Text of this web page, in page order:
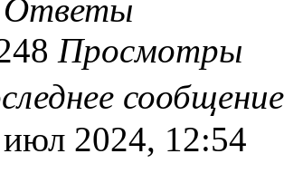
Ответы
Просмотры
2024, 12:54